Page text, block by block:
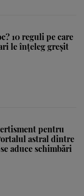
10 reguli pe care
le înțeleg greșit
pentru
astral dintre
aduce schimbări